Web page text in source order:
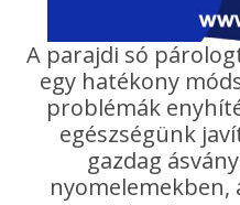
A parajdi só párologtatás hagyományosan
egy hatékony
problémák
egészségünk
gazdag
nyomelemekben,